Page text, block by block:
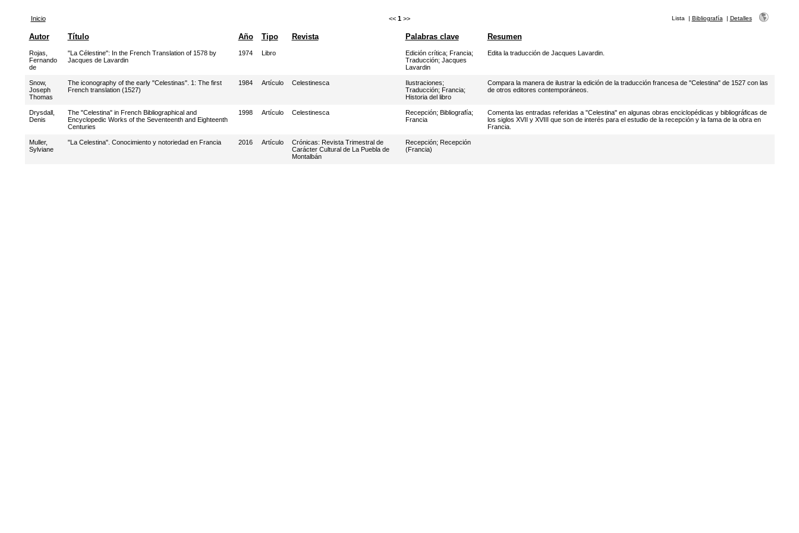
Inicio << 1 >> Lista | Bibliografía | Detalles
Autor Título Año Tipo Revista Palabras clave Resumen
Rojas,
Fernando
de
"La Célestine": In the French Translation of 1578 by
Jacques de Lavardin
1974 Libro Edición crítica; Francia;
Traducción; Jacques
Lavardin
Edita la traducción de Jacques Lavardin.
Snow,
Joseph
Thomas
The iconography of the early "Celestinas". 1: The first
French translation (1527)
1984 Artículo Celestinesca Ilustraciones;
Traducción; Francia;
Historia del libro
Compara la manera de ilustrar la edición de la traducción francesa de "Celestina" de 1527 con las
de otros editores contemporáneos.
Drysdall,
Denis
The "Celestina" in French Bibliographical and
Encyclopedic Works of the Seventeenth and Eighteenth
Centuries
1998 Artículo Celestinesca Recepción; Bibliografía;
Francia
Comenta las entradas referidas a "Celestina" en algunas obras enciclopédicas y bibliográficas de
los siglos XVII y XVIII que son de interés para el estudio de la recepción y la fama de la obra en
Francia.
Muller,
Sylviane
"La Celestina". Conocimiento y notoriedad en Francia 2016 Artículo
Crónicas: Revista Trimestral de
Carácter Cultural de La Puebla de
Montalbán
Recepción; Recepción
(Francia)